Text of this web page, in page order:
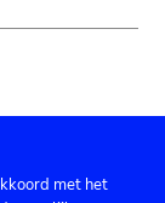
met het